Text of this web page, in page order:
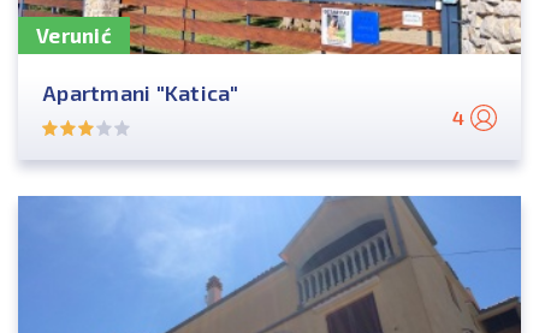
Verunić
Apartmani "Katica"
4